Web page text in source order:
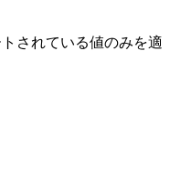
されている値のみを適